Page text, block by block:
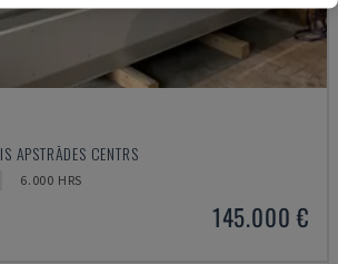
APSTRĀDES CENTRS
6.000 HRS
145.000 €